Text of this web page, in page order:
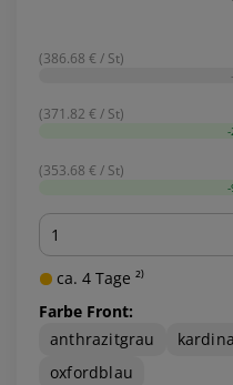
(386.68 € / St)
(371.82 € / St)
(353.68 € / St)
Menge
ca. 4 Tage ²⁾
Farbe Front:
anthrazitgrau
oxfordblau